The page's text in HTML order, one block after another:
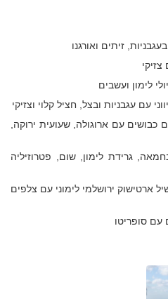
זיתים ואורגנו
לימון ועשבים
עם עגבניות ובצל, חציל קלוי וצזיקי
כבושים עם ארוגולה, שעועית ירוקה,
גרידת לימון, שום, פטרוזיליה
ארטישוק ירושלמי לימוני עם צלפים
עם סופריטו